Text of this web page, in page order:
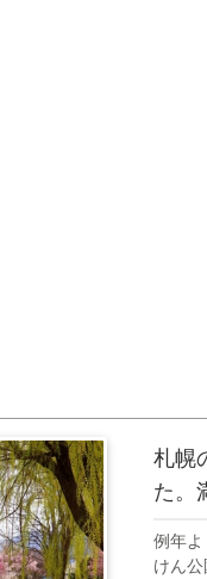
札幌
た。
例年よ
けん